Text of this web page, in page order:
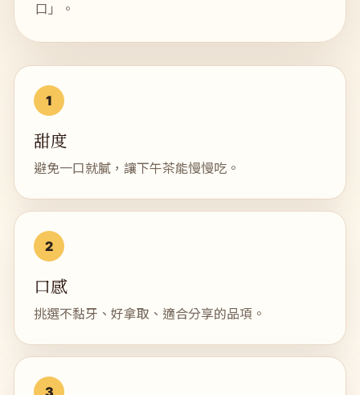
口」。
甜度
避免一口就膩，讓下午茶能慢慢吃。
口感
挑選不黏牙、好拿取、適合分享的品項。